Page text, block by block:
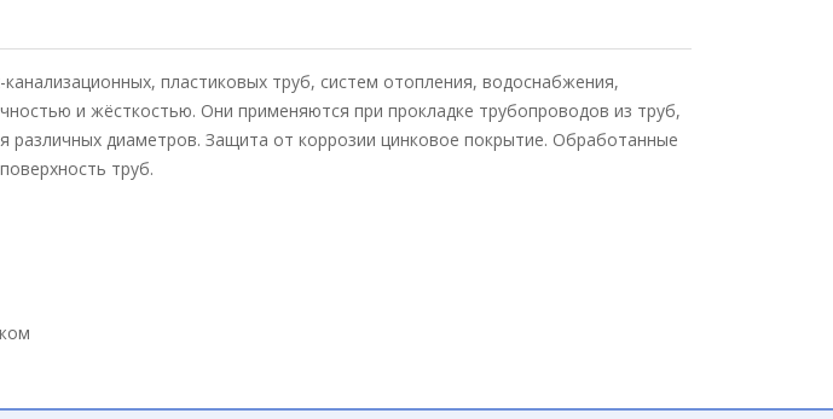
пластиковых труб, систем отопления, водоснабжения,
и жёсткостью. Они применяются при прокладке трубопроводов из труб,
диаметров. Защита от коррозии цинковое покрытие. Обработанные
труб.